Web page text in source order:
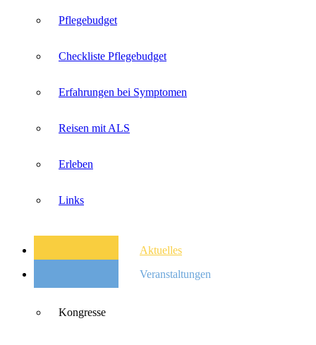
Pflegebudget
Checkliste Pflegebudget
Erfahrungen bei Symptomen
Reisen mit ALS
Erleben
Links
Aktuelles
Veranstaltungen
Kongresse